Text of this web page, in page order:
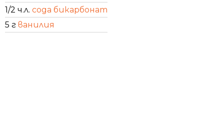
1/2 ч.л. сода бикарбонат
5 г ванилия